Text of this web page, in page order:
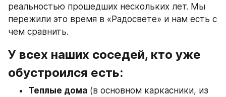
реальностью прошедших нескольких лет. Мы
пережили это время в «Радосвете» и нам есть с
чем сравнить.
У всех наших соседей, кто уже
обустроился есть:
Теплые дома (в основном каркасники, из